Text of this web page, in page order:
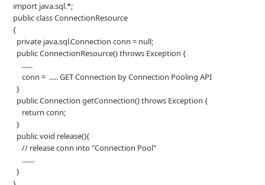
import java.sql.*;
public class ConnectionResource
{
private java.sql.Connection conn = null;
public ConnectionResource() throws Exception {
......
conn = ..... GET Connection by Connection Pooling API
}
public Connection getConnection() throws Exception {
return conn;
}
public void release(){
// release conn into "Connection Pool"
.......
}